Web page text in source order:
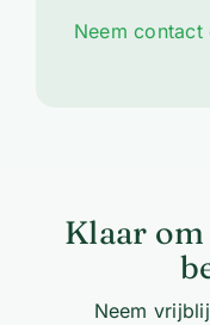
Neem contact
Klaar
Neem